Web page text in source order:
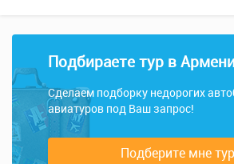
Подбираете тур в
Сделаем подборку недорогих
авиатуров под Ваш запрос!
Подберите мне